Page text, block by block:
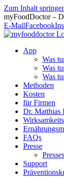
Zum Inhalt
myFoodDoctor –
E-MailFacebook
App
Was
Was
Was
Methoden
Kosten
für Firmen
Dr. Matthias
FAQs
Presse
Support